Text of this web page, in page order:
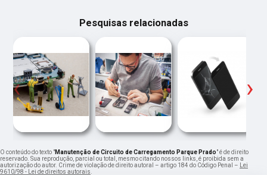
Pesquisas relacionadas
‹ ›
O conteúdo do texto "Manutenção de Circuito de Carregamento Parque Prado" é de direito
reservado. Sua reprodução, parcial ou total, mesmo citando nossos links, é proibida sem a
autorização do autor. Crime de violação de direito autoral – artigo 184 do Código Penal – Lei
9610/98 - Lei de direitos autorais.